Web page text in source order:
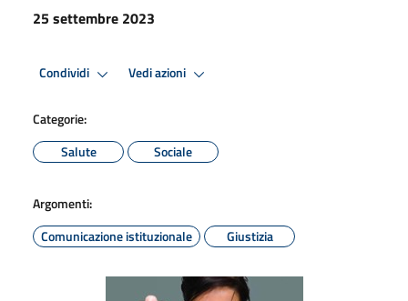
25 settembre 2023
Condividi Vedi azioni
Categorie:
Salute
Sociale
Argomenti:
Comunicazione istituzionale
Giustizia